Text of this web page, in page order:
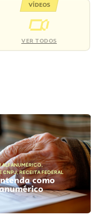
VÍDEOS
VER TODOS
ALFANUMÉRICO,
CNPJ,RECEITA FEDERAL
como